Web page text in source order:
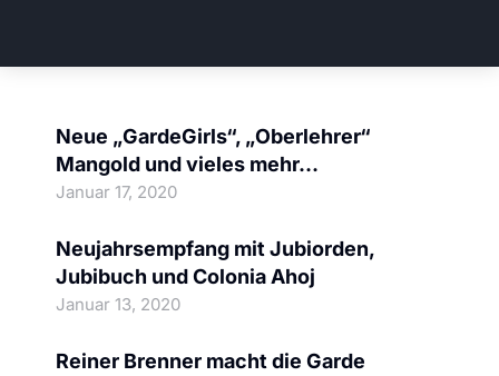
Prinzengarde
Neue „GardeGirls“, „Oberlehrer“
Mangold und vieles mehr…
Januar 17, 2020
Prinzengarde
Neujahrsempfang mit Jubiorden,
Jubibuch und Colonia Ahoj
Januar 13, 2020
Reiner Brenner macht die Garde